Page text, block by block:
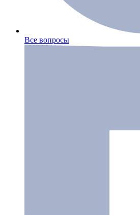
Все вопросы